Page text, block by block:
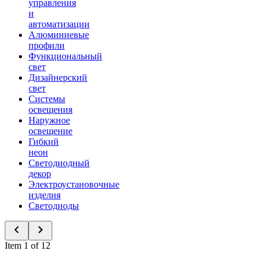
управления
и
автоматизации
Алюминиевые
профили
Функциональный
свет
Дизайнерский
свет
Системы
освещения
Наружное
освещение
Гибкий
неон
Светодиодный
декор
Электроустановочные
изделия
Светодиоды
Item 1 of 12